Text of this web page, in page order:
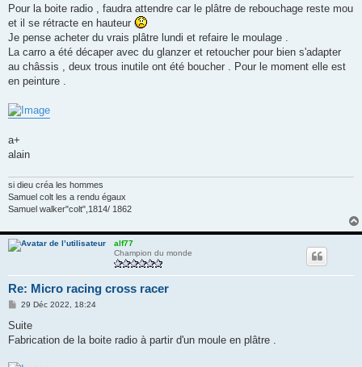
s
a
g
Pour la boite radio , faudra attendre car le plâtre de rebouchage reste mou
et il se rétracte en hauteur
Je pense acheter du vrais plâtre lundi et refaire le moulage .
La carro a été décaper avec du glanzer et retoucher pour bien s'adapter
au châssis , deux trous inutile ont été boucher . Pour le moment elle est
en peinture .
a+
alain
si dieu créa les hommes
Samuel colt les a rendu égaux
Samuel walker"colt",1814/ 1862
alf77
Champion du monde
Re: Micro racing cross racer
M
s
a
e
29 Déc 2022, 18:24
Suite
Fabrication de la boite radio à partir d'un moule en plâtre .